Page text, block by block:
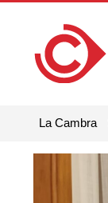
La Cambra